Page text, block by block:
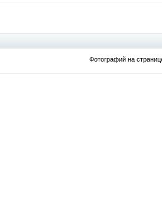
Фотографий на